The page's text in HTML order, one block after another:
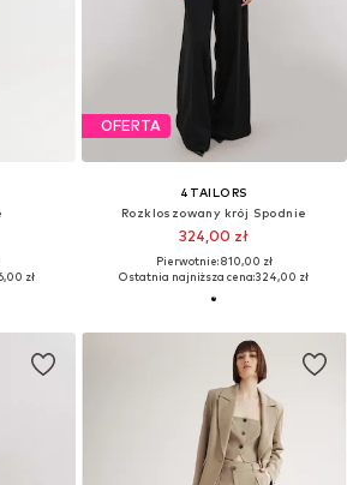
zł
OFERTA
4TAILORS
Rozkloszowany krój Spodnie
324,00 zł
Pierwotnie: 810,00 zł
Ostatnia najniższa cena:324,00 zł